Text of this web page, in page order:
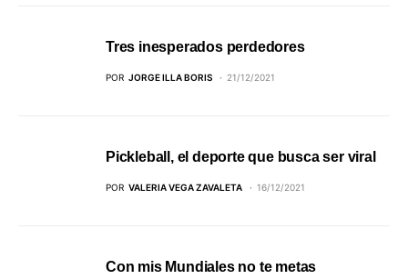
Tres inesperados perdedores
POR JORGE ILLA BORIS 21/12/2021
Pickleball, el deporte que busca ser viral
POR VALERIA VEGA ZAVALETA 16/12/2021
Con mis Mundiales no te metas